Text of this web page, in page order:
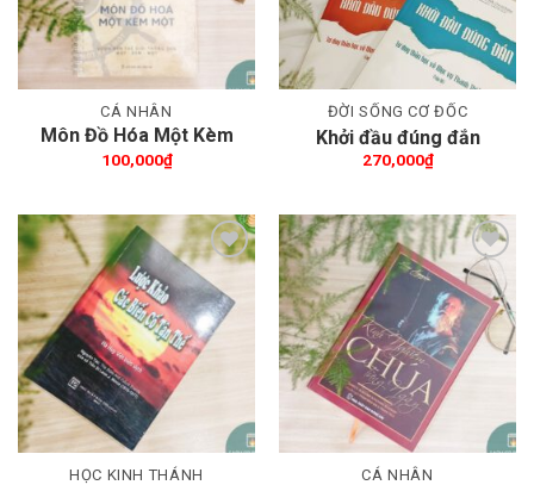
CÁ NHÂN
Môn Đồ Hóa Một Kèm
Một
100,000₫
ĐỜI SỐNG CƠ ĐỐC
Khởi đầu đúng đắn
270,000₫
Thêm wishlist
HỌC KINH THÁNH
Thêm wishlist
CÁ NHÂN